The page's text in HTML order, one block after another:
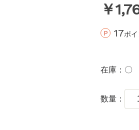
￥
17ポ
在庫 〇
数量